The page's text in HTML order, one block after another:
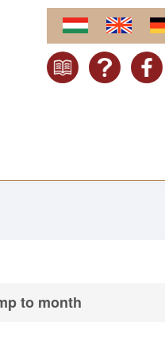
to month